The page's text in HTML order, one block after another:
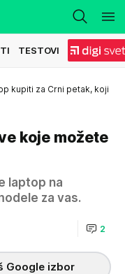
TESTOVI
kupiti za Crni petak, koji
koje možete
laptop na
za vas.
2
Google izbor